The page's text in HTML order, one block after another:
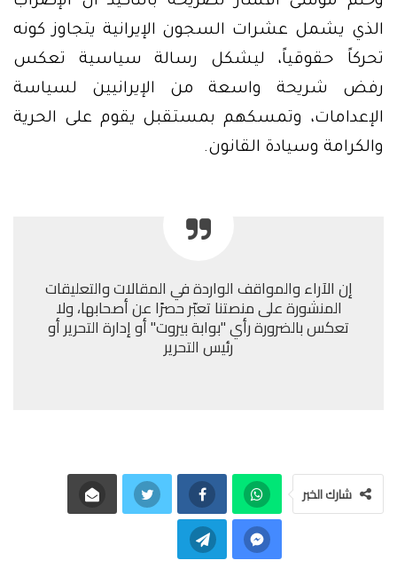
الذي يشمل عشرات السجون الإيرانية يتجاوز كونه
تحركاً حقوقياً، ليشكل رسالة سياسية تعكس
رفض شريحة واسعة من الإيرانيين لسياسة
الإعدامات، وتمسكهم بمستقبل يقوم على الحرية
والكرامة وسيادة القانون.
إن الآراء والمواقف الواردة في المقالات والتعليقات
المنشورة على منصتنا تعبّر حصرًا عن أصحابها، ولا
تعكس بالضرورة رأي "بوابة بيروت" أو إدارة التحرير أو
رئيس التحرير
شارك الخبر